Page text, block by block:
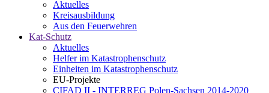
Aktuelles
Kreisausbildung
Aus den Feuerwehren
Kat-Schutz
Aktuelles
Helfer im Katastrophenschutz
Einheiten im Katastrophenschutz
EU-Projekte
CIFAD II - INTERREG Polen-Sachsen 2014-2020